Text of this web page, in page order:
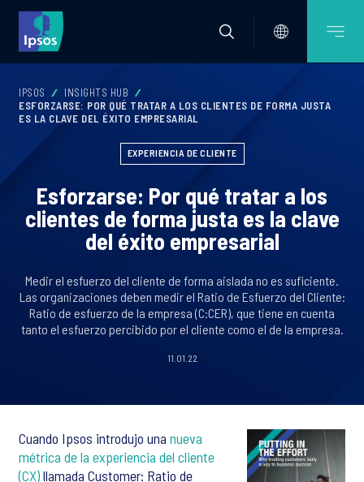
IPSOS
INSIGHTS HUB
ESFORZARSE: POR QUÉ TRATAR A LOS CLIENTES DE FORMA JUSTA
ES LA CLAVE DEL ÉXITO EMPRESARIAL
EXPERIENCIA DE CLIENTE
Esforzarse: Por qué tratar a los
clientes de forma justa es la clave
del éxito empresarial
Medir el esfuerzo del cliente de forma aislada no es suficiente.
Las organizaciones deben medir el Ratio de Esfuerzo del Cliente:
Ratio de esfuerzo de la empresa (C:CER), que tiene en cuenta
tanto el esfuerzo percibido por el cliente como el de la empresa.
11.01.22
Cuando Ipsos introdujo una nueva
métrica de la experiencia del cliente
(CX)llamada Customer: Ratio de